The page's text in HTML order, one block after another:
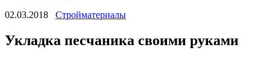
02.03.2018
Стройматериалы
Укладка песчаника своими руками